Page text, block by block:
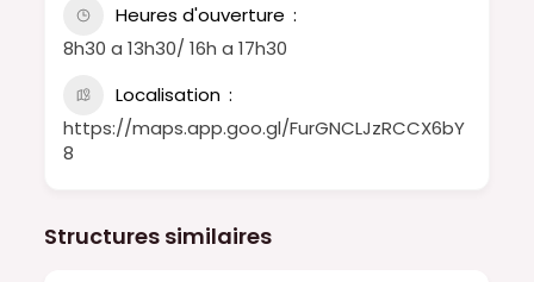
Heures d'ouverture
8h30 a 13h30/ 16h a 17h30
Localisation
https://maps.app.goo.gl/FurGNCLJzRCCX6bY
8
Structures similaires